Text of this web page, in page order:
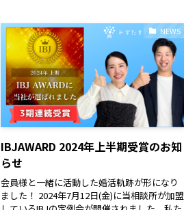
NEWS
IBJAWARD 2024年上半期受賞のお知
らせ
会員様と一緒に活動した婚活軌跡が形になり
ました！ 2024年7月12日(金)に当相談所が加盟